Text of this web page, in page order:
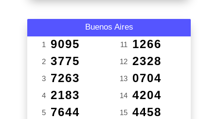
Buenos Aires
1 9095
2 3775
3 7263
4 2183
5 7644
11 1266
12 2328
13 0704
14 4204
15 4458